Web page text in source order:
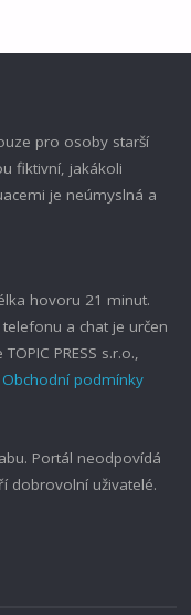
pro osoby starší
fiktivní, jakákoli
je neúmyslná a
hovoru 21 minut.
a chat je určen
PRESS s.r.o.,
Obchodní podmínky
Portál neodpovídá
dobrovolní uživatelé.